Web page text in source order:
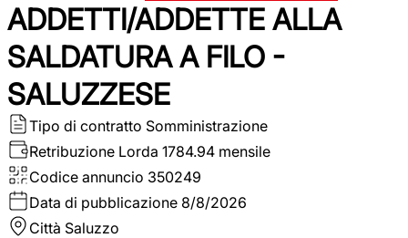
ADDETTI/ADDETTE ALLA
SALDATURA A FILO -
SALUZZESE
Tipo di contratto Somministrazione
Retribuzione Lorda 1784.94 mensile
Codice annuncio 350249
Data di pubblicazione 8/8/2026
Città Saluzzo